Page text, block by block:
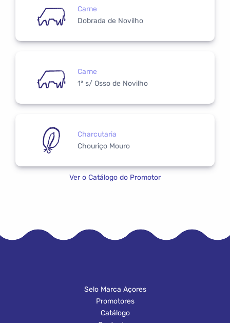
Carne
Dobrada de Novilho
Carne
1ª s/ Osso de Novilho
Charcutaria
Chouriço Mouro
Ver o Catálogo do Promotor
Selo Marca Açores
Promotores
Catálogo